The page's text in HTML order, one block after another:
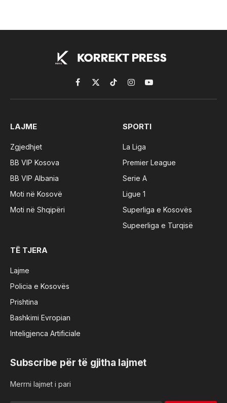
Facebook
X
(Twitter)
TikTokInstagramYouTube
LAJME
Zgjedhjet
BB VIP Kosova
BB VIP Albania
Moti në Kosovë
Moti në Shqipëri
SPORTI
La Liga
Premier League
Serie A
Ligue 1
Superliga e Kosovës
Supeerliga e Turqisë
TË TJERA
Lajme
Policia e Kosovës
Prishtina
Bashkimi Evropian
Inteligjenca Artificiale
Subscribe për të gjitha lajmet
Merrni lajmet i pari